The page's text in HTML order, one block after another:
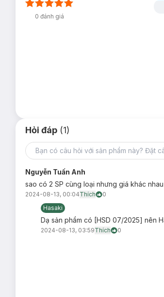
0 đánh giá
Hỏi đáp (1)
Nguyễn Tuấn Anh
sao có 2 SP cùng loại nhưng giá khác
2024-08-13, 00:04Thích
0
Hasaki
Dạ sản phẩm có [HSD 07/2025] nên
2024-08-13, 03:59Thích 0